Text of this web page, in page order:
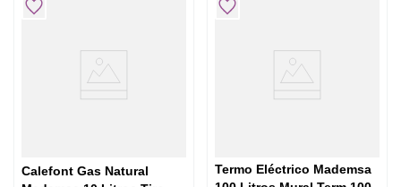
Calefont Gas Natural
Termo Eléctrico Mademsa